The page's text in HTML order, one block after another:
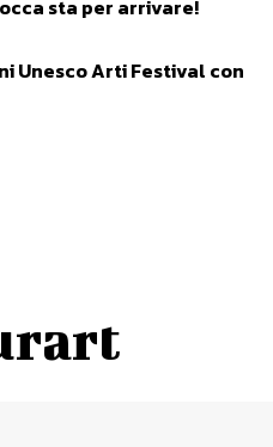
sta per arrivare!
Unesco Arti Festival con